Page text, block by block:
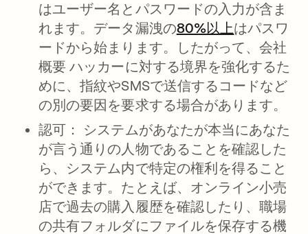
はユーザー名とパスワードの入力が含ま
れます。データ漏洩の80%以上新しいタブ
はパスワ
ードから始まります。したがって、会社
概要 ハッカーに対する境界を強化するた
めに、指紋やSMSで送信するコードなど
の別の要因を要求する場合があります。
認可： システムがあなたが本当にあなた
が言う通りの人物であることを確認した
ら、システム内で特定の権利を得ること
ができます。たとえば、オンライン小売
店で過去の購入履歴を確認したり、職場
の共有フォルダにファイルを保存する機